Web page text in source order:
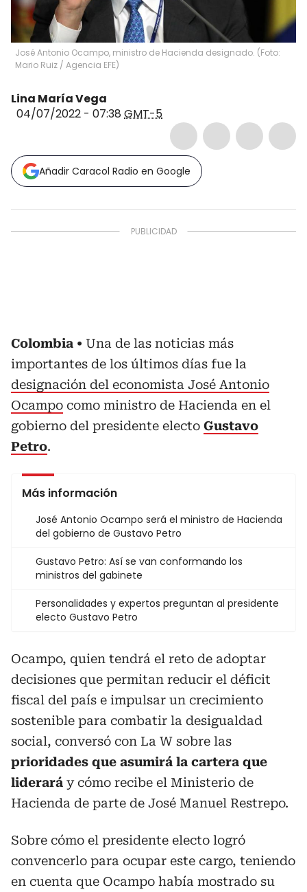
José Antonio Ocampo, ministro de Hacienda designado. (Foto:
Mario Ruiz / Agencia EFE)
Lina María Vega
04/07/2022 - 07:38 GMT-5
Añadir Caracol Radio en Google
Colombia
Una de las noticias más
importantes de los últimos días fue la
designación del economista José Antonio
Ocampo como ministro de Hacienda en el
gobierno del presidente electo Gustavo
Petro.
Más información
José Antonio Ocampo será el ministro de Hacienda
del gobierno de Gustavo Petro
Gustavo Petro: Así se van conformando los
ministros del gabinete
Personalidades y expertos preguntan al presidente
electo Gustavo Petro
Ocampo, quien tendrá el reto de adoptar
decisiones que permitan reducir el déficit
fiscal del país e impulsar un crecimiento
sostenible para combatir la desigualdad
social, conversó con La W sobre las
prioridades que asumirá la cartera que
liderará y cómo recibe el Ministerio de
Hacienda de parte de José Manuel Restrepo.
Sobre cómo el presidente electo logró
convencerlo para ocupar este cargo, teniendo
en cuenta que Ocampo había mostrado su